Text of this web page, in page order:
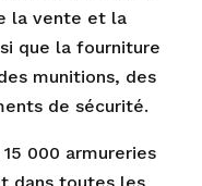
la vente et la
que la fourniture
munitions, des
de sécurité.
000 armureries